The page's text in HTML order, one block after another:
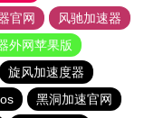
官网
风驰加速器
外网苹果版
旋风加速度器
黑洞加速官网